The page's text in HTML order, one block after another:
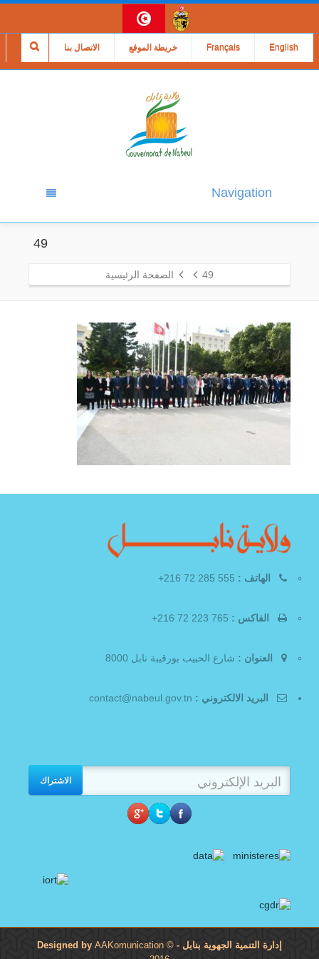
الاتصال بنا خريطة الموقع Français English
Navigation
49
49 الصفحة الرئيسية
الهاتف :
الفاكس :
العنوان : شارع الحبيب بورقيبة نابل 8000
البريد الالكتروني :
الاشتراك
إدارة التنمية الجهوية بنابل - Designed by
AAKomunication ©